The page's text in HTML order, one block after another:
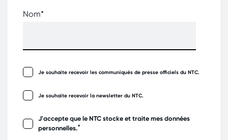
Nom*
Je souhaite recevoir les communiqués de presse officiels du NTC.
Je souhaite recevoir la newsletter du NTC.
J'accepte que le NTC stocke et traite mes données
personnelles.*